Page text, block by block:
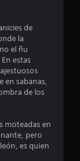
2
s
t
e
l
de
la
el ñu
estas
en sabanas,
de los
moteadas en
pero
es quien